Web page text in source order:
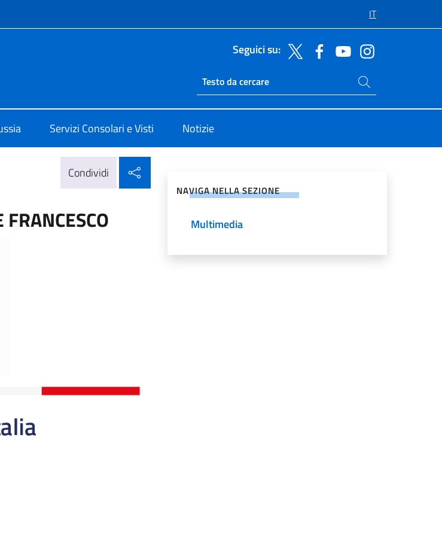
IT
Seguici su:
Ricerca sito live
Cerca nel sito
Servizi Consolari e Visti Notizie
Condividi
NAVIGA NELLA SEZIONE
Multimedia